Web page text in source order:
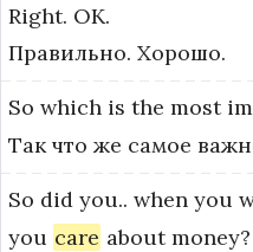
Right. OK.
Правильно. Хорошо.
So which is the most
Так что же самое
So did you.. when you
you care about money?